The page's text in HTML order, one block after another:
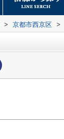
> 京都市西京区 >